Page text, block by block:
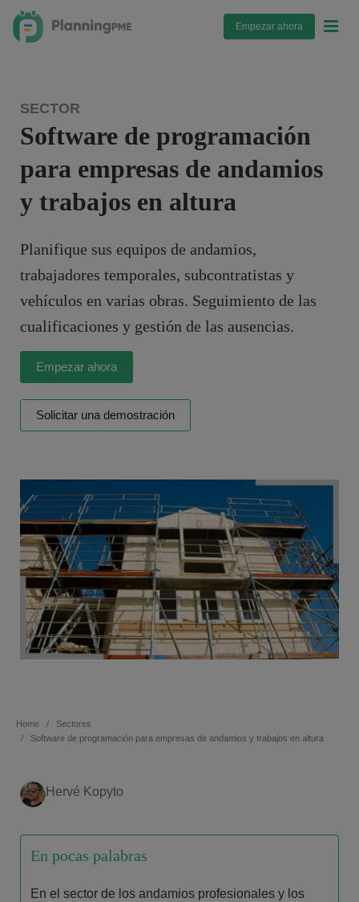
Empezar ahora
SECTOR
Software de programación
para empresas de andamios
y trabajos en altura
Planifique sus equipos de andamios,
trabajadores temporales, subcontratistas y
vehículos en varias obras. Seguimiento de las
cualificaciones y gestión de las ausencias.
Empezar ahora
Solicitar una demostración
Home
Sectores
Software de programación para empresas de andamios y trabajos en altura
Hervé Kopyto
En pocas palabras
En el sector de los andamios profesionales y los